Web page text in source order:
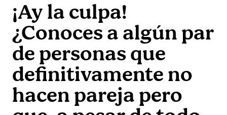
¡Ay la culpa!
¿Conoces a algún par
de personas que
definitivamente no
hacen pareja pero